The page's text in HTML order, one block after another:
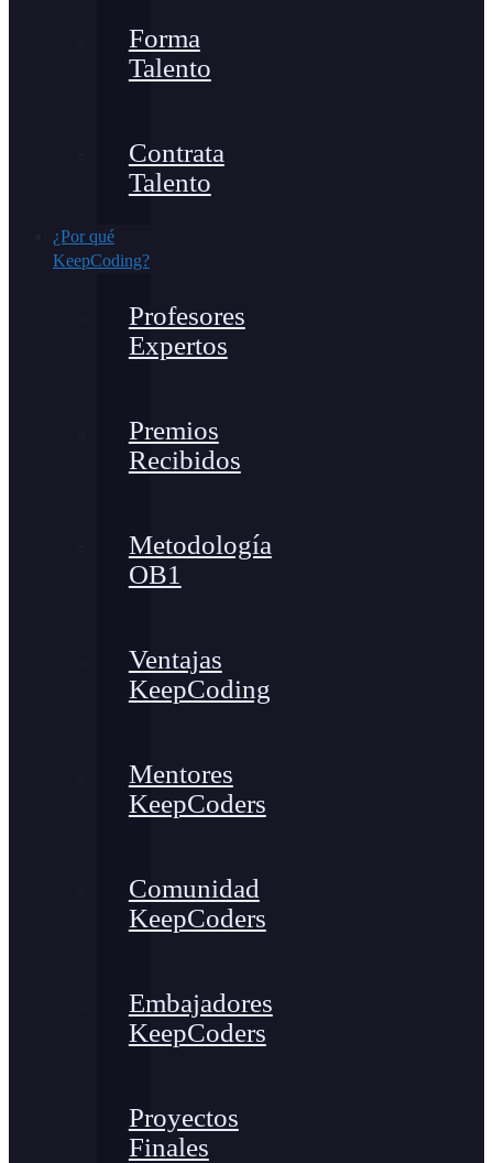
Forma
Talento
Contrata
Talento
¿Por qué
KeepCoding?
Profesores
Expertos
Premios
Recibidos
Metodología
OB1
Ventajas
KeepCoding
Mentores
KeepCoders
Comunidad
KeepCoders
Embajadores
KeepCoders
Proyectos
Finales